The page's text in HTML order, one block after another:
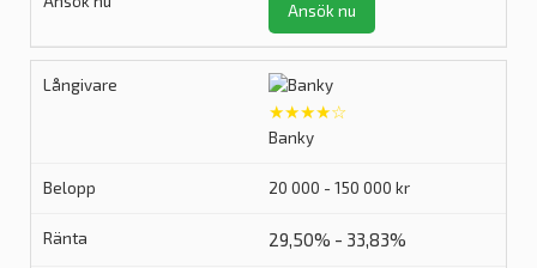
Ansök nu
★★★★☆
Banky
20 000 - 150 000 kr
29,50% - 33,83%